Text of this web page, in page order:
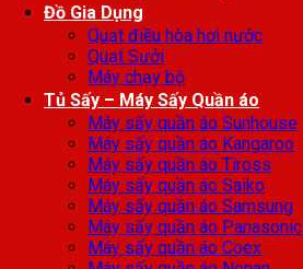
Đồ Gia Dụng
Quạt điều hòa hơi nước
Quạt Sưởi
Máy chạy bộ
Tủ Sấy – Máy Sấy Quần áo
Máy sấy quần áo Sunhouse
Máy sấy quần áo Kangaroo
Máy sấy quần áo Tiross
Máy sấy quần áo Saiko
Máy sấy quần áo Samsung
Máy sấy quần áo Panasonic
Máy sấy quần áo Coex